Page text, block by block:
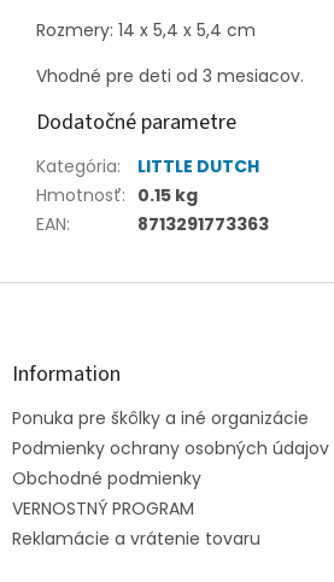
Rozmery: 14 x 5,4 x 5,4 cm
Vhodné pre deti od 3 mesiacov.
Dodatočné parametre
Kategória:
LITTLE DUTCH
Hmotnosť: 0.15 kg
EAN: 8713291773363
Z
Information
Ponuka pre škôlky a iné organizácie
Podmienky ochrany osobných údajov
Obchodné podmienky
VERNOSTNÝ PROGRAM
Reklamácie a vrátenie tovaru